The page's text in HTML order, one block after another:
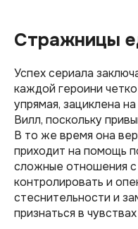
Стражницы
Успех сериала
каждой героини
упрямая, зациклена
Вилл, поскольку
В то же время она
приходит на помощь
сложные отношения с
контролировать и
стеснительности и
признаться в